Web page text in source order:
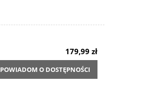
179,99 zł
POWIADOM O DOSTĘPNOŚCI